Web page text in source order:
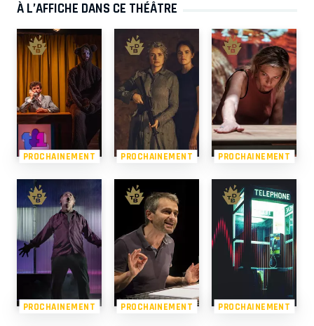
À L’AFFICHE DANS CE THÉÂTRE
PROCHAINEMENT PROCHAINEMENT PROCHAINEMENT
PROCHAINEMENT PROCHAINEMENT PROCHAINEMENT